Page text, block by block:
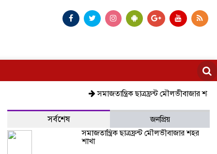
সমাজতান্ত্রিক ছাত্রফ্রন্ট মৌলভীবাজার শহর শাখা
সর্বশেষ
জনপ্রিয়
সমাজতান্ত্রিক ছাত্রফ্রন্ট মৌলভীবাজার শহর
শাখা